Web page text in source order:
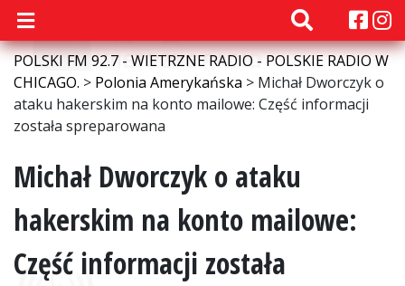
POLSKI FM 92.7 - WIETRZNE RADIO - POLSKIE RADIO W
CHICAGO. > Polonia Amerykańska > Michał Dworczyk o
ataku hakerskim na konto mailowe: Część informacji
została spreparowana
Michał Dworczyk o ataku
hakerskim na konto mailowe:
Część informacji została